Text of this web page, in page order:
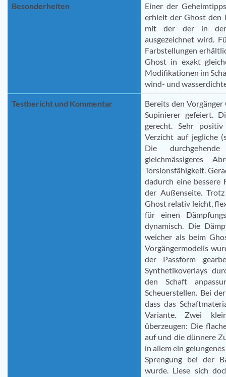
Besonderheiten
Einer der
erhielt der Ghost den
mit der der in der
ausgezeichnet wird.
Farbstellungen
Ghost in exakt
Modifikationen im
wind- und
Testbericht und Kommentar
Bereits den
Supinierer gefeiert.
gerecht. Sehr
Verzicht auf jegliche
Die
gleichmässigeres
Torsionsfähigkeit.
dadurch eine
der Außenseite.
Ghost relativ leicht,
für einen
dynamisch. Die
weicher als beim
Vorgängermodells
der Passform
Synthetikoverlays
den Schaft
Scheuerstellen. Bei
dass das
Variante. Zwei
überzeugen: Die
auf und die dünnere
in allem ein
Sprengung bei der
wurde. Liese sich